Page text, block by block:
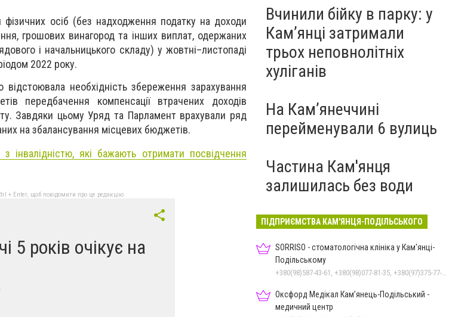
осіб (без надходження податку на доходи
грошових винагород та інших виплат, одержаних
і начальницького складу) у жовтні–листопаді
2022 року.
відстоювала необхідність збереження зарахування
передбачення компенсації втрачених доходів
Завдяки цьому Уряд та Парламент врахували ряд
на збалансування місцевих бюджетів.
інвалідністю, які бажають отримати посвідчення
+ Enter, щоб повідомити про це редакцію
5 років очікує на
Вчинили бійку в парку: у
Кам’янці затримали
трьох неповнолітніх
хуліганів
На Камʼянеччині
перейменували 6 вулиць
Частина Кам'янця
залишилась без води
ПІДПРИЄМСТВА КАМ'ЯНЦЯ-ПОДІЛЬСЬКОГО
SORRISO - стоматологічна клініка у Кам'янці-
Подільському
+380(98)587-43-61, +380(98)077-81-35, +380(97)375-77-72, +380(97)982-31-07
Оксфорд Медікал Кам’янець-Подільський -
медичний центр